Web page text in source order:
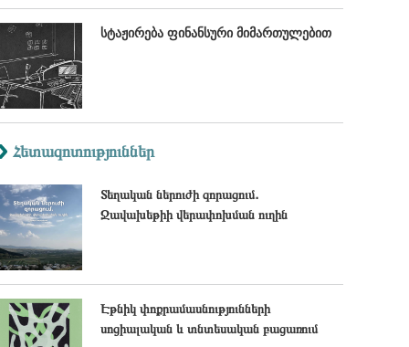
სტაჟირება ფინანსური მიმართულებით
Հետազոտություններ
Տեղական ներուժի զորացում․
Ջավախեթիի վերափոխման ուղին
Էթնիկ փոքրամասնությունների
սոցիալական և տնտեսական բացառում